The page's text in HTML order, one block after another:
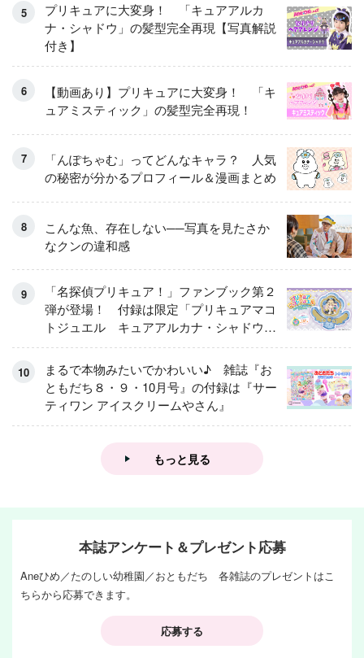
プリキュアに大変身！ 「キュアアルカ
ナ・シャドウ」の髪型完全再現【写真解説
付き】
【動画あり】プリキュアに大変身！ 「キ
ュアミスティック」の髪型完全再現！
「んぽちゃむ」ってどんなキャラ？ 人気
の秘密が分かるプロフィール＆漫画まとめ
こんな魚、存在しない──写真を見たさか
なクンの違和感
「名探偵プリキュア！」ファンブック第２
弾が登場！ 付録は限定「プリキュアマコ
トジュエル キュアアルカナ・シャドウ
アイスver.」 キュアエクレールを大特
集！
まるで本物みたいでかわいい♪ 雑誌『お
ともだち８・９・10月号』の付録は『サー
ティワン アイスクリームやさん』
もっと見る
本誌アンケート＆プレゼント応募
Aneひめ／たのしい幼稚園／おともだち 各雑誌のプレゼントはこ
ちらから応募できます。
応募する